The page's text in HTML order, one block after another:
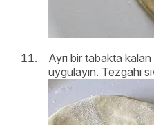
Ayrı bir tabakta
uygulayın. Tezgahı